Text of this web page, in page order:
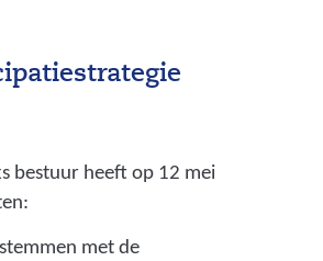
s
a
t
bestuur heeft op 12 mei
met de